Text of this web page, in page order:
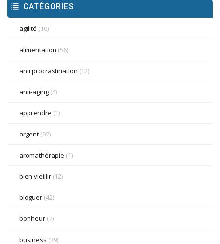
CATÉGORIES
agilité (10)
alimentation (56)
anti procrastination (12)
anti-aging (4)
apprendre (1)
argent (92)
aromathérapie (1)
bien vieillir (12)
bloguer (42)
bonheur (7)
business (39)